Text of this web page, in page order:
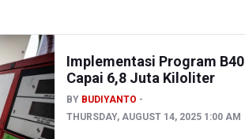
Implementasi Program B40
Capai 6,8 Juta Kiloliter
BY BUDIYANTO
THURSDAY, AUGUST 14, 2025 1:00 AM